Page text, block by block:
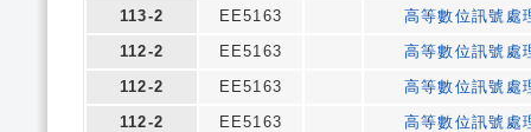
113-2
EE5163
高等數位訊號處
112-2
EE5163
高等數位訊號處
112-2
EE5163
高等數位訊號處
112-2
EE5163
高等數位訊號處